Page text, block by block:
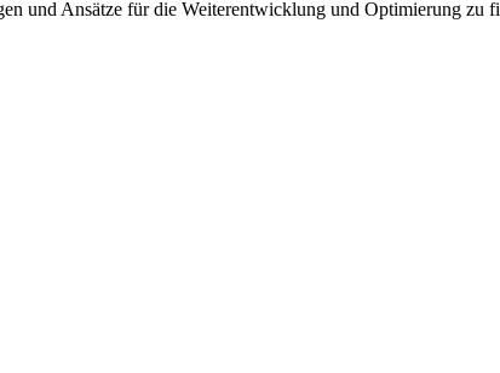
und An­sät­ze für die Wei­ter­ent­wick­lung und Op­ti­mie­rung zu